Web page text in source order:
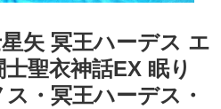
矢 ​冥王ハーデス ​エ
聖衣神話EX ​眠り
・​冥王ハーデス・